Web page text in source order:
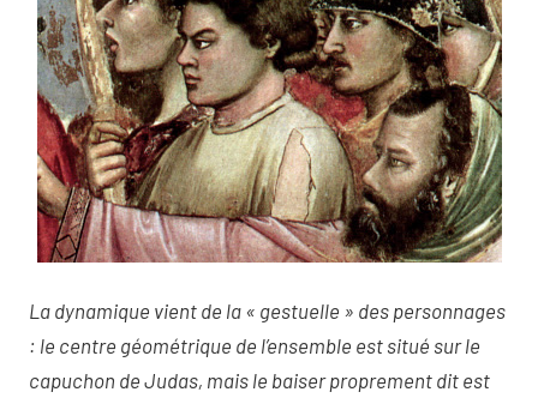
La dynamique vient de la « gestuelle » des personnages
: le centre géométrique de l’ensemble est situé sur le
capuchon de Judas, mais le baiser proprement dit est